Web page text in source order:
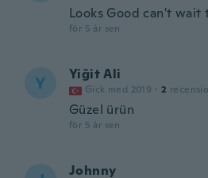
Looks Good can't wait
för 5 år sen
Y Yiğit Ali
Gick med 2019 · 2
Güzel ürün
för 5 år sen
Johnny